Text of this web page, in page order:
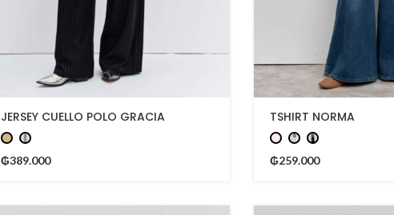
JERSEY CUELLO POLO GRACIA
₲389.000
TSHIRT NORMA
₲259.000